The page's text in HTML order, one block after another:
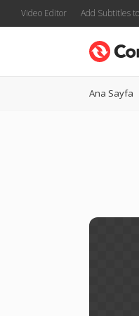
Video Editor Add Subtitles
Ana Sayfa